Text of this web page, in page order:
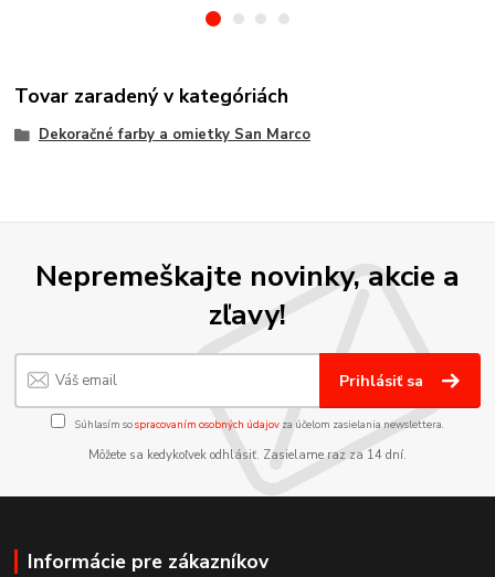
Tovar zaradený v kategóriách
Dekoračné farby a omietky San Marco
Nepremeškajte novinky, akcie a
zľavy!
Prihlásiť sa
Súhlasím sospracovaním osobných údajov za účelom zasielania newslettera.
Môžete sa kedykoľvek odhlásiť. Zasielame raz za 14 dní.
Informácie pre zákazníkov